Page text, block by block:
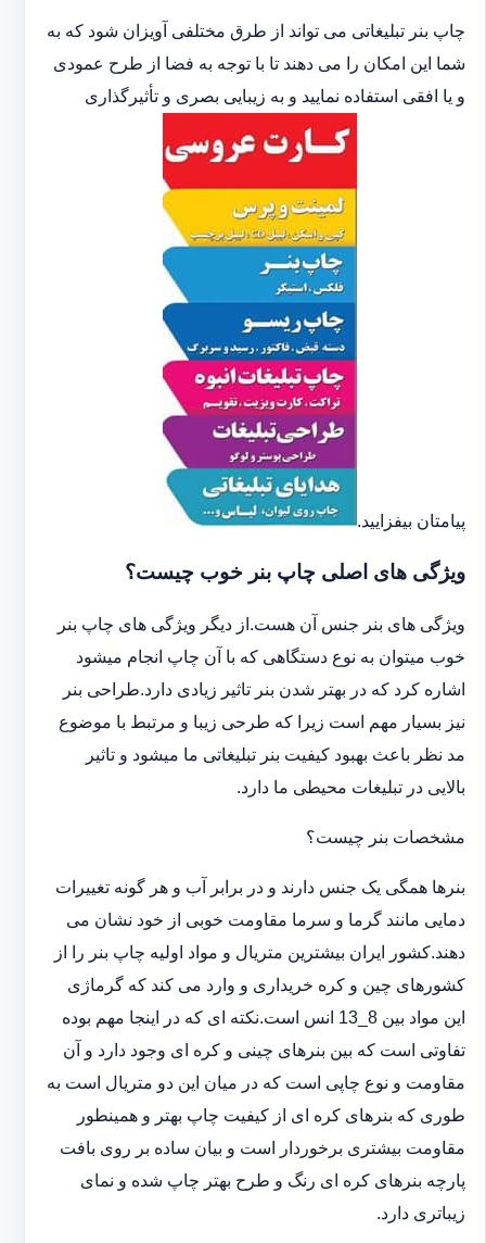
چاپ بنر تبلیغاتی می تواند از طرق مختلفی آویزان شود که به
شما این امکان را می دهند تا با توجه به فضا از طرح عمودی
و یا افقی استفاده نمایید و به زیبایی بصری و تأثیرگذاری
پیامتان بیفزایید.
ویژگی های اصلی چاپ بنر خوب چیست؟
ویژگی های بنر جنس آن هست.از دیگر ویژگی های چاپ بنر
خوب میتوان به نوع دستگاهی که با آن چاپ انجام میشود
اشاره کرد که در بهتر شدن بنر تاثیر زیادی دارد.طراحی بنر
نیز بسیار مهم است زیرا که طرحی زیبا و مرتبط با موضوع
مد نظر باعث بهبود کیفیت بنر تبلیغاتی ما میشود و تاثیر
بالایی در تبلیغات محیطی ما دارد.
مشخصات بنر چیست؟
بنرها همگی یک جنس دارند و در برابر آب و هر گونه تغییرات
دمایی مانند گرما و سرما مقاومت خوبی از خود نشان می
دهند.کشور ایران بیشترین متریال و مواد اولیه چاپ بنر را از
کشورهای چین و کره خریداری و وارد می کند که گرماژی
این مواد بین 8_13 انس است.نکته ای که در اینجا مهم بوده
تفاوتی است که بین بنرهای چینی و کره ای وجود دارد و آن
مقاومت و نوع چاپی است که در میان این دو متریال است به
طوری که بنرهای کره ای از کیفیت چاپ بهتر و همینطور
مقاومت بیشتری برخوردار است و بیان ساده بر روی بافت
پارچه بنرهای کره ای رنگ و طرح بهتر چاپ شده و نمای
زیباتری دارد.